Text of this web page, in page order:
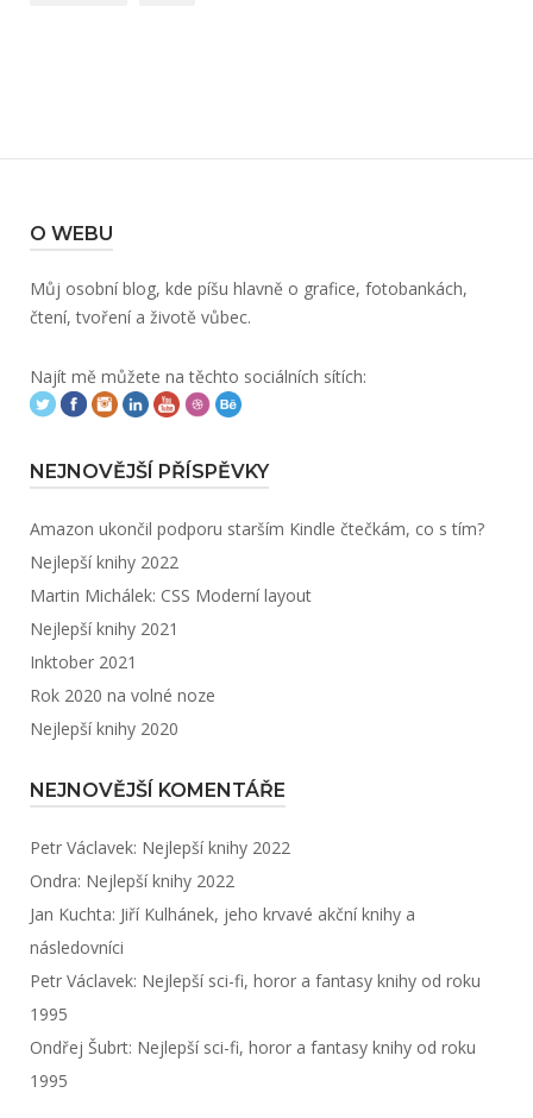
O WEBU
Můj osobní blog, kde píšu hlavně o grafice, fotobankách,
čtení, tvoření a životě vůbec.
Najít mě můžete na těchto sociálních sítích:
NEJNOVĚJŠÍ PŘÍSPĚVKY
Amazon ukončil podporu starším Kindle čtečkám, co s tím?
Nejlepší knihy 2022
Martin Michálek: CSS Moderní layout
Nejlepší knihy 2021
Inktober 2021
Rok 2020 na volné noze
Nejlepší knihy 2020
NEJNOVĚJŠÍ KOMENTÁŘE
Petr Václavek: Nejlepší knihy 2022
Ondra: Nejlepší knihy 2022
Jan Kuchta: Jiří Kulhánek, jeho krvavé akční knihy a
následovníci
Petr Václavek: Nejlepší sci-fi, horor a fantasy knihy od roku
1995
Ondřej Šubrt: Nejlepší sci-fi, horor a fantasy knihy od roku
1995